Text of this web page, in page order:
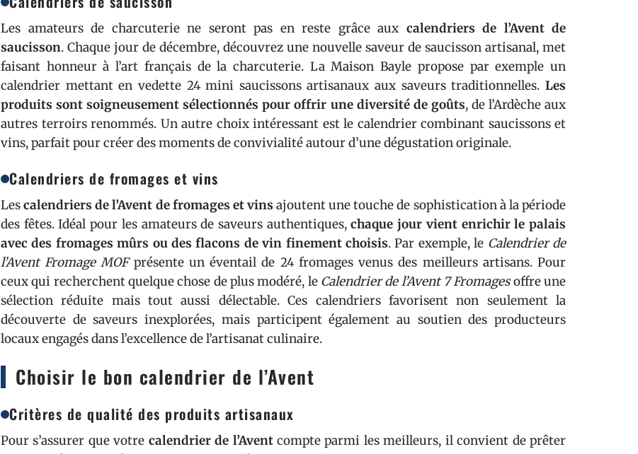
Les amateurs de charcuterie ne seront pas en reste grâce aux calendriers de l’Avent de
saucisson. Chaque jour de décembre, découvrez une nouvelle saveur de saucisson artisanal, met
faisant honneur à l’art français de la charcuterie. La Maison Bayle propose par exemple un
calendrier mettant en vedette 24 mini saucissons artisanaux aux saveurs traditionnelles. Les
produits sont soigneusement sélectionnés pour offrir une diversité de goûts, de l’Ardèche aux
autres terroirs renommés. Un autre choix intéressant est le calendrier combinant saucissons et
vins, parfait pour créer des moments de convivialité autour d’une dégustation originale.
Calendriers de fromages et vins
Lescalendriers de l’Avent de fromages et vins ajoutent une touche de sophistication à la période
des fêtes. Idéal pour les amateurs de saveurs authentiques,chaque jour vient enrichir le palais
avec des fromages mûrs ou des flacons de vin finement choisis. Par exemple, le Calendrier de
l’Avent Fromage MOFprésente un éventail de 24 fromages venus des meilleurs artisans. Pour
ceux qui recherchent quelque chose de plus modéré, le Calendrier de l’Avent 7 Fromagesoffre une
sélection réduite mais tout aussi délectable. Ces calendriers favorisent non seulement la
découverte de saveurs inexplorées, mais participent également au soutien des producteurs
locaux engagés dans l’excellence de l’artisanat culinaire.
Choisir le bon calendrier de l’Avent
Critères de qualité des produits artisanaux
Pour s’assurer que votre calendrier de l’Aventcompte parmi les meilleurs, il convient de prêter